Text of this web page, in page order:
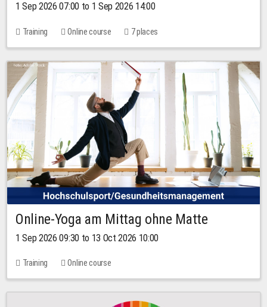
1 Sep 2026 07:00 to 1 Sep 2026 14:00
Training Online course 7 places
Online-Yoga am Mittag ohne Matte
1 Sep 2026 09:30 to 13 Oct 2026 10:00
Training Online course